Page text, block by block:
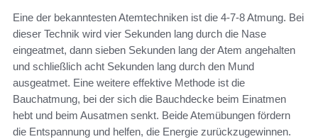
Eine der bekanntesten Atemtechniken ist die 4-7-8 Atmung. Bei
dieser Technik wird vier Sekunden lang durch die Nase
eingeatmet, dann sieben Sekunden lang der Atem angehalten
und schließlich acht Sekunden lang durch den Mund
ausgeatmet. Eine weitere effektive Methode ist die
Bauchatmung, bei der sich die Bauchdecke beim Einatmen
hebt und beim Ausatmen senkt. Beide Atemübungen fördern
die Entspannung und helfen, die Energie zurückzugewinnen.